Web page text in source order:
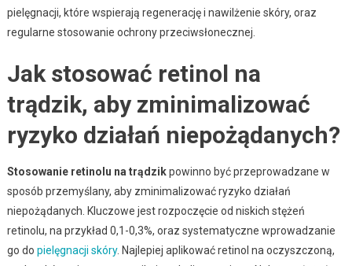
pielęgnacji, które wspierają regenerację i nawilżenie skóry, oraz
regularne stosowanie ochrony przeciwsłonecznej.
Jak stosować retinol na
trądzik, aby zminimalizować
ryzyko działań niepożądanych?
Stosowanie retinolu na trądzikpowinno być przeprowadzane w
sposób przemyślany, aby zminimalizować ryzyko działań
niepożądanych. Kluczowe jest rozpoczęcie od niskich stężeń
retinolu, na przykład 0,1-0,3%, oraz systematyczne wprowadzanie
go do pielęgnacji skóry. Najlepiej aplikować retinol na oczyszczoną,